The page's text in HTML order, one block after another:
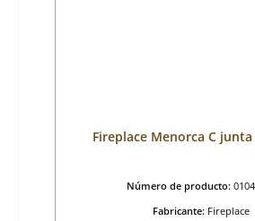
Fireplace Menorca C
Número de producto:
Fabricante: Fireplace